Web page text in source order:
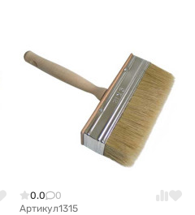
0.0
0
Артикул1315